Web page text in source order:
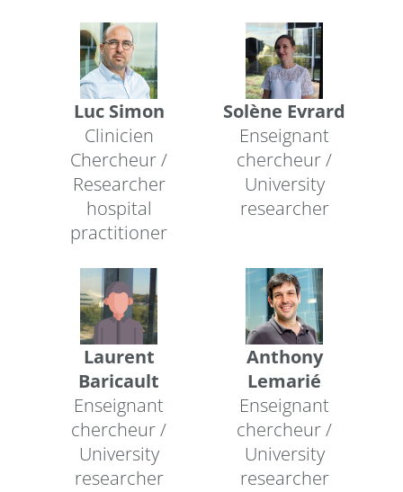
Luc Simon
Clinicien
Chercheur /
Researcher
hospital
practitioner
Solène Evrard
Enseignant
chercheur /
University
researcher
Laurent
Baricault
Enseignant
chercheur /
University
researcher
Anthony
Lemarié
Enseignant
chercheur /
University
researcher